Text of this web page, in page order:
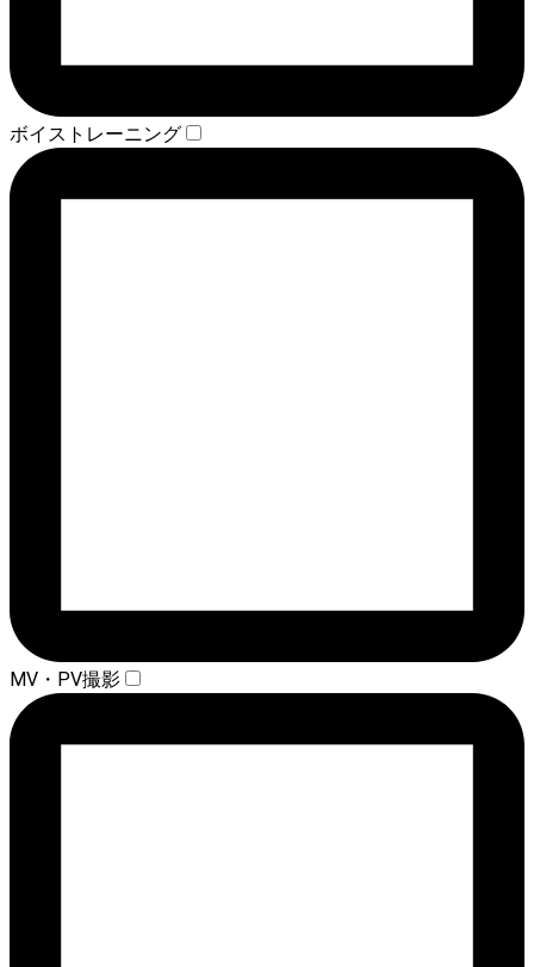
ボイストレーニング
MV・PV撮影